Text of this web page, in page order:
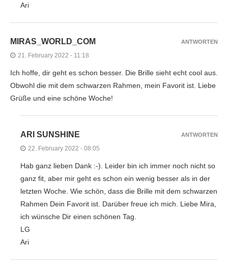
Ari
MIRAS_WORLD_COM
21. February 2022 - 11:18
Ich hoffe, dir geht es schon besser. Die Brille sieht echt cool aus.
Obwohl die mit dem schwarzen Rahmen, mein Favorit ist. Liebe
Grüße und eine schöne Woche!
ANTWORTEN
ARI SUNSHINE
22. February 2022 - 08:05
Hab ganz lieben Dank :-). Leider bin ich immer noch nicht so
ganz fit, aber mir geht es schon ein wenig besser als in der
letzten Woche. Wie schön, dass die Brille mit dem schwarzen
Rahmen Dein Favorit ist. Darüber freue ich mich. Liebe Mira,
ich wünsche Dir einen schönen Tag.
LG
Ari
ANTWORTEN